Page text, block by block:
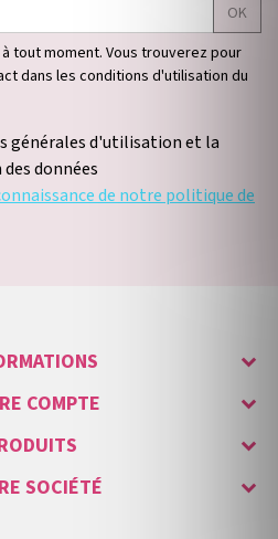
OK
tout moment. Vous trouverez pour
dans les conditions d'utilisation du
générales d'utilisation et la
données
de notre politique de
COMPTE
SOCIÉTÉ